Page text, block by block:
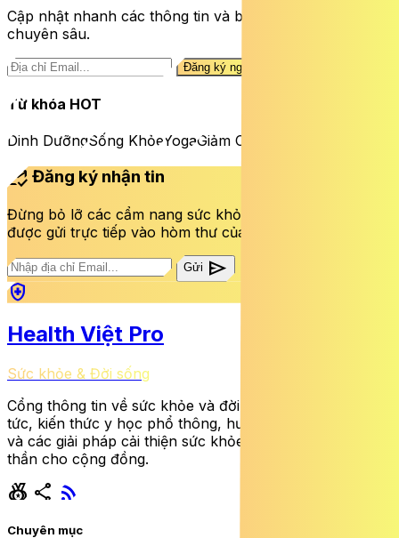
Cập nhật nhanh các thông tin và bài viết sức khỏe
chuyên sâu.
Đăng ký ngay
Từ khóa HOT
Dinh DưỡngSống KhỏeYogaGiảm Cân
mark_email_read Đăng ký nhận tin
Đừng bỏ lỡ các cẩm nang sức khỏe và bài viết mới nhất
được gửi trực tiếp vào hòm thư của bạn mỗi tuần.
Gửi send
health_and_safety
Health Việt Pro
Sức khỏe & Đời sống
Cổng thông tin về sức khỏe và đời sống cung cấp tin
tức, kiến thức y học phổ thông, hướng dẫn dinh dưỡng
và các giải pháp cải thiện sức khỏe thể chất lẫn tinh
thần cho cộng đồng.
social_leaderboard share rss_feed
Chuyên mục